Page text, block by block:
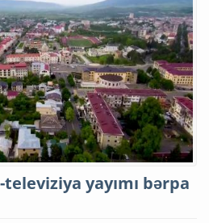
yayımı bərpa